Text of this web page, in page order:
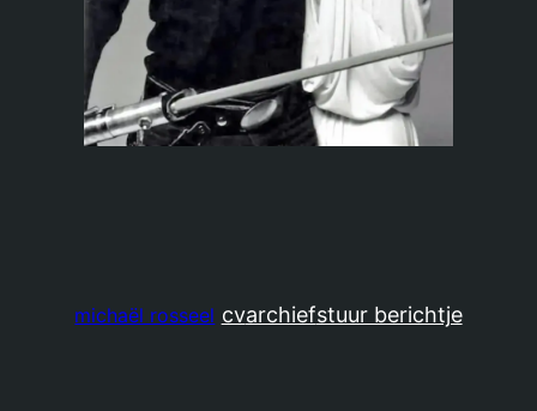
michaël rosseel cvarchiefstuur berichtje